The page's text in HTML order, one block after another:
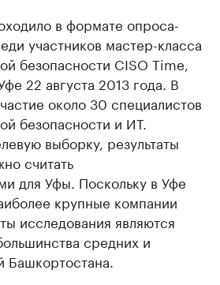
в формате опроса-
участников мастер-класса
безопасности CISO Time,
22 августа 2013 года. В
около 30 специалистов
безопасности и ИТ.
выборку, результаты
считать
для Уфы. Поскольку в Уфе
крупные компании
исследования являются
средних и
Башкортостана.